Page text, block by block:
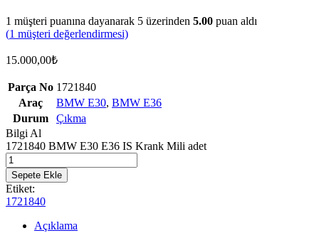
1 müşteri puanına dayanarak 5 üzerinden 5.00 puan aldı
(1 müşteri değerlendirmesi)
15.000,00₺
Parça No 1721840
Araç
BMW E30, BMW E36
Durum
Çıkma
Bilgi Al
1721840 BMW E30 E36 IS Krank Mili adet
Sepete Ekle
Etiket:
1721840
Açıklama